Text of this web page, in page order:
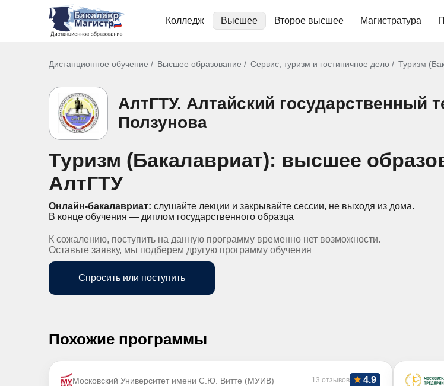
Колледж Высшее Второе высшее Магистратура
Дистанционное обучение Высшее образование Сервис, туризм и гостиничное дело Туризм
АлтГТУ. Алтайский государственный
Ползунова
Туризм (Бакалавриат): высшее
АлтГТУ
Онлайн-бакалавриат: слушайте лекции и закрывайте сессии, не выходя из дома.
В конце обучения — диплом государственного образца
К сожалению, поступить на данную программу временно нет возможности.
Оставьте заявку, мы подберем другую программу обучения
Спросить или поступить
Похожие программы
Московский Университет имени С.Ю. Витте (МУИВ) 13 отзывов 4.9